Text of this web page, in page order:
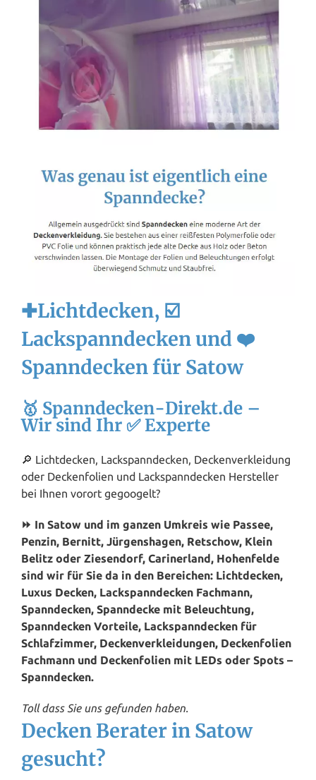
✚Lichtdecken, ☑️
Lackspanndecken und ❤️
Spanndecken für Satow
🥇 Spanndecken-Direkt.de –
Wir sind Ihr ✅ Experte
🔎 Lichtdecken, Lackspanndecken, Deckenverkleidung
oder Deckenfolien und Lackspanndecken Hersteller
bei Ihnen vorort gegoogelt?
⏩ In Satow und im ganzen Umkreis wie Passee,
Penzin, Bernitt, Jürgenshagen, Retschow, Klein
Belitz oder Ziesendorf, Carinerland, Hohenfelde
sind wir für Sie da in den Bereichen: Lichtdecken,
Luxus Decken, Lackspanndecken Fachmann,
Spanndecken, Spanndecke mit Beleuchtung,
Spanndecken Vorteile, Lackspanndecken für
Schlafzimmer, Deckenverkleidungen, Deckenfolien
Fachmann und Deckenfolien mit LEDs oder Spots –
Spanndecken.
Toll dass Sie uns gefunden haben.
Decken Berater in Satow
gesucht?